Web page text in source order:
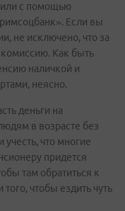
с помощью
Если вы
не исключено, что за
комиссию. Как быть
наличкой и
неясно.
деньги на
в возрасте без
учесть, что многие
придется
там обратиться к
чтобы ездить чуть